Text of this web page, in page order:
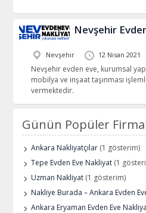
Nevşehir
Nevşehir 12 Nisan 2021
Nevşehir evden eve, kurumsal
mobilya ve inşaat taşınması
vermektedir.
Günün Popüler
Ankara Nakliyatçılar (1 gösterim)
Tepe Evden Eve Nakliyat (1
Uzman Nakliyat (1 gösterim)
Nakliye Burada – Ankara Evden
Ankara Eryaman Evden Eve